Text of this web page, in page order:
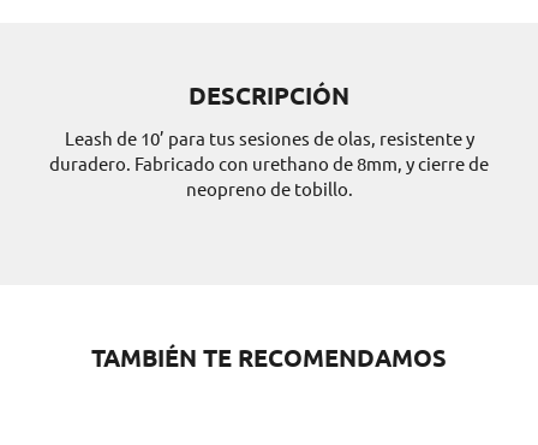
DESCRIPCIÓN
Leash de 10’ para tus sesiones de olas, resistente y
duradero. Fabricado con urethano de 8mm, y cierre de
neopreno de tobillo.
TAMBIÉN TE RECOMENDAMOS